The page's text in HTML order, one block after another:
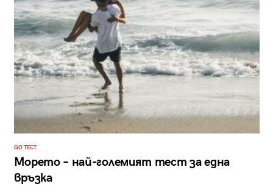
GO ТЕСТ
Морето – най-големият тест за една
връзка